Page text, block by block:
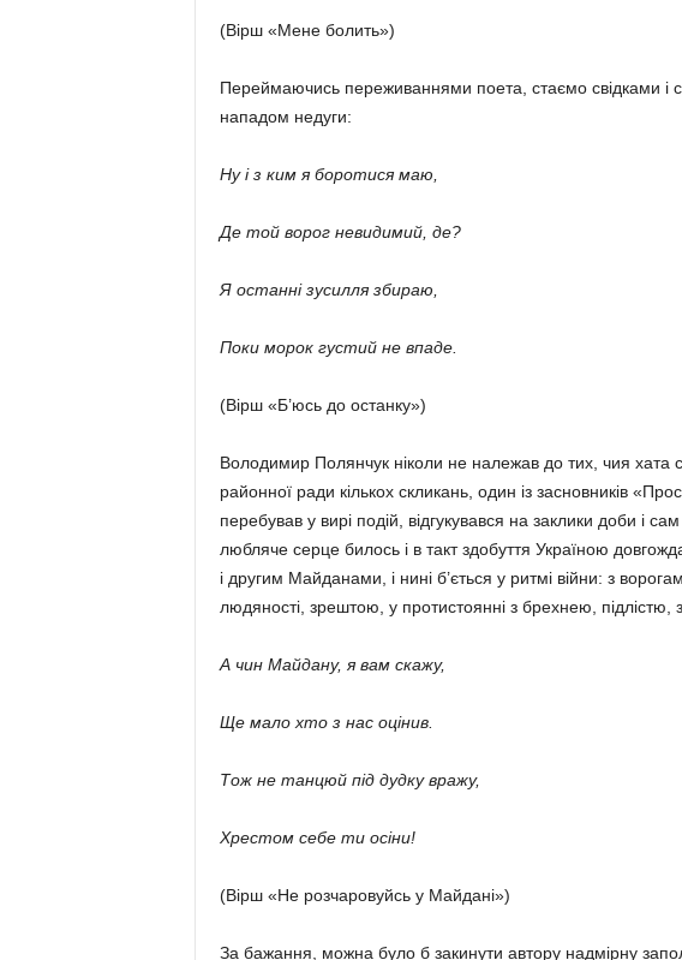
(Вірш «Мене болить»)
Переймаючись переживаннями поета, стаємо свідками і
нападом недуги:
Ну і з ким я боротися маю,
Де той ворог невидимий, де?
Я останні зусилля збираю,
Поки морок густий не впаде.
(Вірш «Б’юсь до останку»)
Володимир Полянчук ніколи не належав до тих, чия хата
районної ради кількох скликань, один із засновників
перебував у вирі подій, відгукував­ся на заклики доби і
любляче серце билось і в такт здобуття Україною
і другим Май­данами, і нині б’ється у ритмі війни: з
людяності, зрештою, у протистоянні з брех­нею, підлістю,
А чин Майдану, я вам скажу,
Ще мало хто з нас оцінив.
Тож не танцюй під дудку вражу,
Хрестом себе ти осіни!
(Вірш «Не розчаровуйсь у Майдані»)
За бажання, можна було б закинути автору надмірну